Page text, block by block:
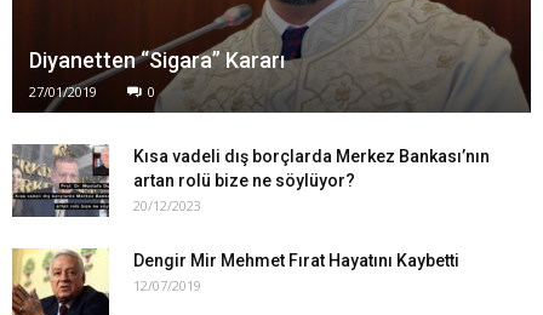
Diyanetten “Sigara” Kararı
27/01/2019 0
Kısa vadeli dış borçlarda Merkez Bankası’nın
artan rolü bize ne söylüyor?
20/12/2023
Dengir Mir Mehmet Fırat Hayatını Kaybetti
12/07/2019